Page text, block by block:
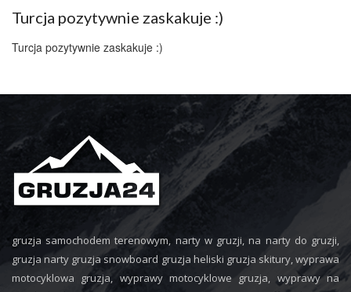
Turcja pozytywnie zaskakuje :)
Turcja pozytywnie zaskakuje :)
gruzja samochodem terenowym, narty w gruzji, na narty do gruzji,
gruzja narty gruzja snowboard gruzja heliski gruzja skitury, wyprawa
motocyklowa gruzja, wyprawy motocyklowe gruzja, wyprawy na